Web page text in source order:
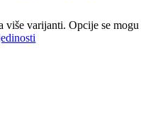
više varijanti. Opcije se mogu